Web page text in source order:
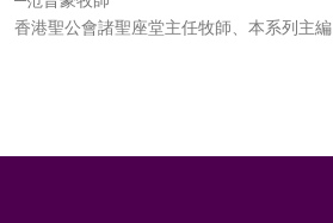
香港聖公會諸聖座堂主任牧師、本系列主編